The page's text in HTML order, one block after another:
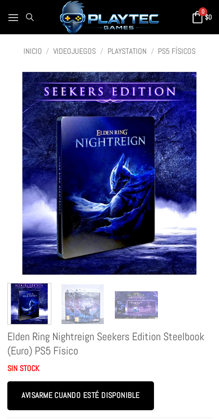
0
$0
INICIO / VIDEOJUEGOS / PLAYSTATION / PS5 FÍSICOS
Elden Ring Nightreign Seekers Edition Steelbook
(Euro) PS5 Físico
SIN STOCK
AVISARME CUANDO ESTÉ DISPONIBLE